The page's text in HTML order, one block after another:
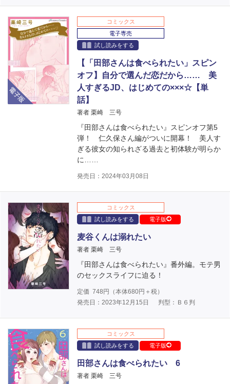
電子版
コミックス
電子専売
試し読みをする
【「田部さんは食べられたい」スピン
オフ】自分で選んだ恋だから…… 美
人すぎるJD、はじめての×××☆【単
話】
著者 栗崎 三号
『田部さんは食べられたい』スピンオフ第5
弾！ 仁久保さん編がついに開幕！ 美人す
ぎる彼女の知られざる過去と初体験が明らか
に……
発売日：2024年03月08日
コミックス
試し読みをする
電子版
麦谷くんは溺れたい
著者 栗崎 三号
『田部さんは食べられたい』番外編。モテ男
のセックスライフに迫る！
定価 748 円（本体680円＋税）
発売日：2023年12月15日
判型：Ｂ６判
コミックス
試し読みをする
電子版
田部さんは食べられたい 6
著者 栗崎 三号